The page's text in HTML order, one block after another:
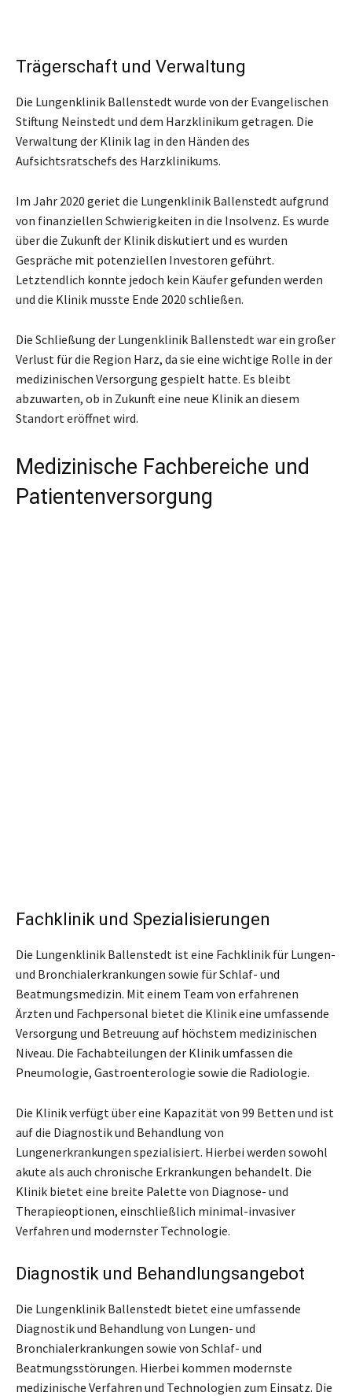
Trägerschaft und Verwaltung
Die Lungenklinik Ballenstedt wurde von der Evangelischen
Stiftung Neinstedt und dem Harzklinikum getragen. Die
Verwaltung der Klinik lag in den Händen des
Aufsichtsratschefs des Harzklinikums.
Im Jahr 2020 geriet die Lungenklinik Ballenstedt aufgrund
von finanziellen Schwierigkeiten in die Insolvenz. Es wurde
über die Zukunft der Klinik diskutiert und es wurden
Gespräche mit potenziellen Investoren geführt.
Letztendlich konnte jedoch kein Käufer gefunden werden
und die Klinik musste Ende 2020 schließen.
Die Schließung der Lungenklinik Ballenstedt war ein großer
Verlust für die Region Harz, da sie eine wichtige Rolle in der
medizinischen Versorgung gespielt hatte. Es bleibt
abzuwarten, ob in Zukunft eine neue Klinik an diesem
Standort eröffnet wird.
Medizinische Fachbereiche und
Patientenversorgung
Fachklinik und Spezialisierungen
Die Lungenklinik Ballenstedt ist eine Fachklinik für Lungen-
und Bronchialerkrankungen sowie für Schlaf- und
Beatmungsmedizin. Mit einem Team von erfahrenen
Ärzten und Fachpersonal bietet die Klinik eine umfassende
Versorgung und Betreuung auf höchstem medizinischen
Niveau. Die Fachabteilungen der Klinik umfassen die
Pneumologie, Gastroenterologie sowie die Radiologie.
Die Klinik verfügt über eine Kapazität von 99 Betten und ist
auf die Diagnostik und Behandlung von
Lungenerkrankungen spezialisiert. Hierbei werden sowohl
akute als auch chronische Erkrankungen behandelt. Die
Klinik bietet eine breite Palette von Diagnose- und
Therapieoptionen, einschließlich minimal-invasiver
Verfahren und modernster Technologie.
Diagnostik und Behandlungsangebot
Die Lungenklinik Ballenstedt bietet eine umfassende
Diagnostik und Behandlung von Lungen- und
Bronchialerkrankungen sowie von Schlaf- und
Beatmungsstörungen. Hierbei kommen modernste
medizinische Verfahren und Technologien zum Einsatz. Die